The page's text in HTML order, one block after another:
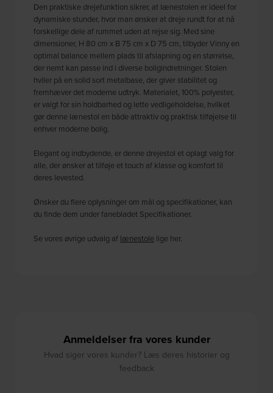
Den praktiske drejefunktion sikrer, at lænestolen er ideel for
dynamiske stunder, hvor man ønsker at dreje rundt for at nå
forskellige dele af rummet uden at rejse sig. Med sine
dimensioner, H 80 cm x B 75 cm x D 75 cm, tilbyder Vinny en
optimal balance mellem plads til afslapning og en størrelse,
der nemt kan passe ind i diverse boligindretninger. Stolen
hviler på en solid sort metalbase, der giver stabilitet og
fremhæver det moderne udtryk. Materialet, 100% polyester,
er valgt for sin holdbarhed og lette vedligeholdelse, hvilket
gør denne lænestol en både attraktiv og praktisk tilføjelse til
enhver moderne bolig.
Elegant og indbydende, er denne drejestol et oplagt valg for
alle, der ønsker at tilføje et touch af klasse og komfort til
deres levested.
Ønsker du flere oplysninger om mål og specifikationer, kan
du finde dem under fanebladet Specifikationer.
Se vores øvrige udvalg af lænestole lige her.
Anmeldelser fra vores kunder
Hvad siger vores kunder? Læs deres historier og
feedback